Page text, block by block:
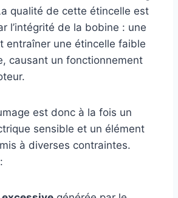
qualité de cette étincelle est
l’intégrité de la bobine : une
entraîner une étincelle faible
causant un fonctionnement
est donc à la fois un
sensible et un élément
à diverses contraintes.